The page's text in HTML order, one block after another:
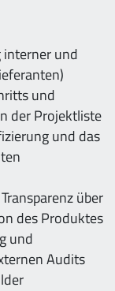
und
und
der Projektliste
und das
über
des Produktes
und
Audits